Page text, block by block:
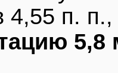
4,55 п.
5,8